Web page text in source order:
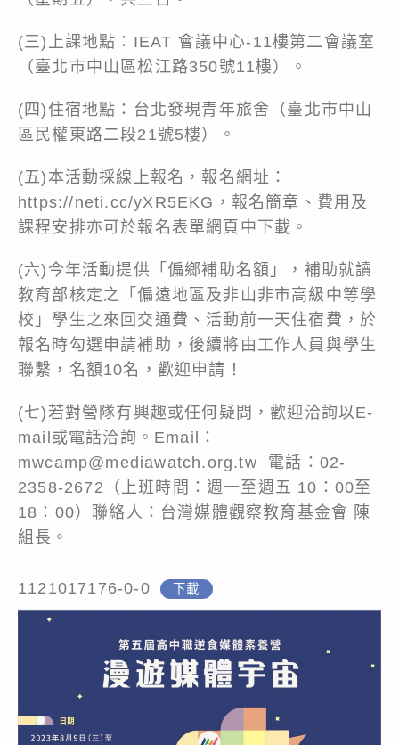
(三)上課地點：IEAT 會議中心-11樓第二會議室
（臺北市中山區松江路350號11樓）。
(四)住宿地點：台北發現青年旅舍（臺北市中山
區民權東路二段21號5樓）。
(五)本活動採線上報名，報名網址：
https://neti.cc/yXR5EKG ，報名簡章、費用及
課程安排亦可於報名表單網頁中下載。
(六)今年活動提供「偏鄉補助名額」，補助就讀
教育部核定之「偏遠地區及非山非市高級中等學
校」學生之來回交通費、活動前一天住宿費，於
報名時勾選申請補助，後續將由工作人員與學生
聯繫，名額10名，歡迎申請！
(七)若對營隊有興趣或任何疑問，歡迎洽詢以E-
mail或電話洽詢。Email：
mwcamp@mediawatch.org.tw 電話：02-
2358-2672（上班時間：週一至週五 10：00至
18：00）聯絡人：台灣媒體觀察教育基金會 陳
組長。
1121017176-0-0 下載